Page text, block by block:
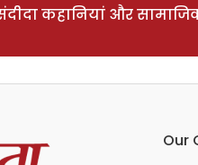
कहानियां और
Our